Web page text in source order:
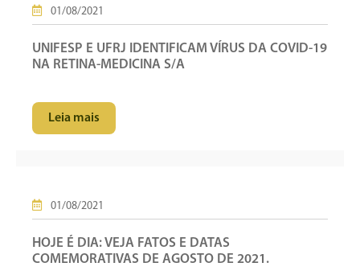
01/08/2021
UNIFESP E UFRJ IDENTIFICAM VÍRUS DA COVID-19
NA RETINA-MEDICINA S/A
Leia mais
01/08/2021
HOJE É DIA: VEJA FATOS E DATAS
COMEMORATIVAS DE AGOSTO DE 2021.